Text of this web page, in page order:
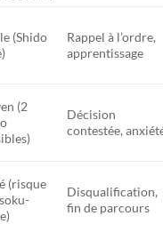
(Shido
Rappel à l’ordre,
apprentissage
(2
Décision
contestée,
(risque
Disqualification,
fin de parcours